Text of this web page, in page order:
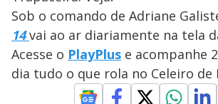
y
V
M
u
d
o
Sob o comando de Adriane
14vai ao ar diariamente na tela
Acesse o PlayPlus e acompanhe
dia tudo o que rola no Celeiro de